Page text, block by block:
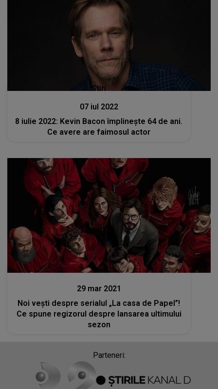
Stiri
07 iul 2022
8 iulie 2022: Kevin Bacon împlineşte 64 de ani.
Ce avere are faimosul actor
Stiri
29 mar 2021
Noi vești despre serialul „La casa de Papel”!
Ce spune regizorul despre lansarea ultimului
sezon
Parteneri: